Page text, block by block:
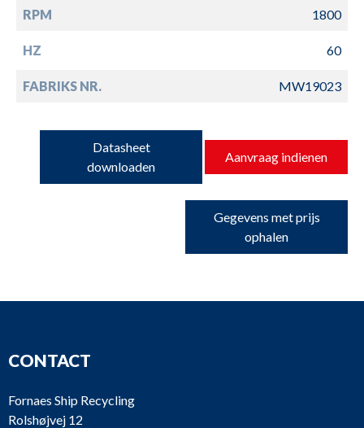
RPM 1800
HZ 60
FABRIKS NR. MW19023
Datasheet
downloaden
Aanvraag indienen
Gegevens met prijs
ophalen
CONTACT
Fornaes Ship Recycling
Rolshøjvej 12